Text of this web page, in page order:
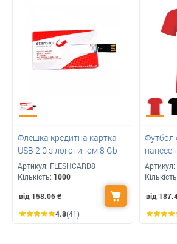
Флешка кредитна картка
USB 2.0 з логотипом 8 Gb
Артикул: FLESHCARD8
Кількість: 1000
від 158.06₴
4.8(41)
Артикул:
від